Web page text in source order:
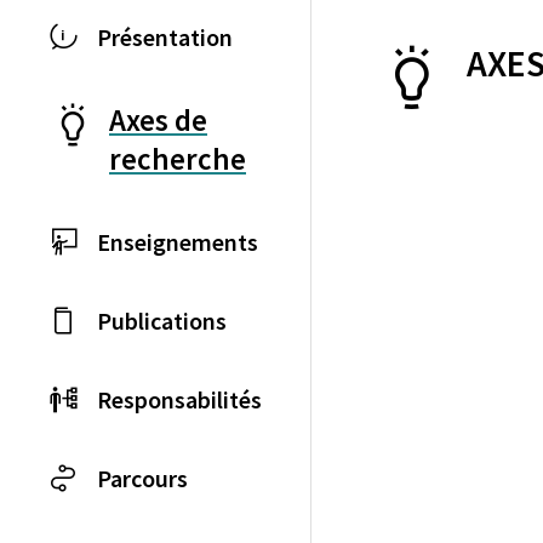
Présentation
Axes de
recherche
Enseignements
Publications
Responsabilités
Parcours